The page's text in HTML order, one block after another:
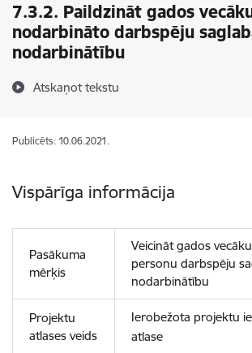
7.3.2. Paildzināt gados
nodarbināto darbspēju
nodarbinātību
Atskaņot tekstu
Publicēts: 10.06.2021.
Vispārīga informācija
Pasākuma
mērķis
Veicināt gados
personu darbspēju
nodarbinātību
Projektu
atlases veids
Ierobežota projektu
atlase